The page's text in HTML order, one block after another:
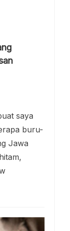
saya
buru-
Jawa